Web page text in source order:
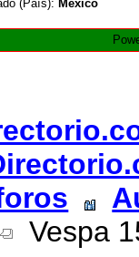
(País): México
Vespa